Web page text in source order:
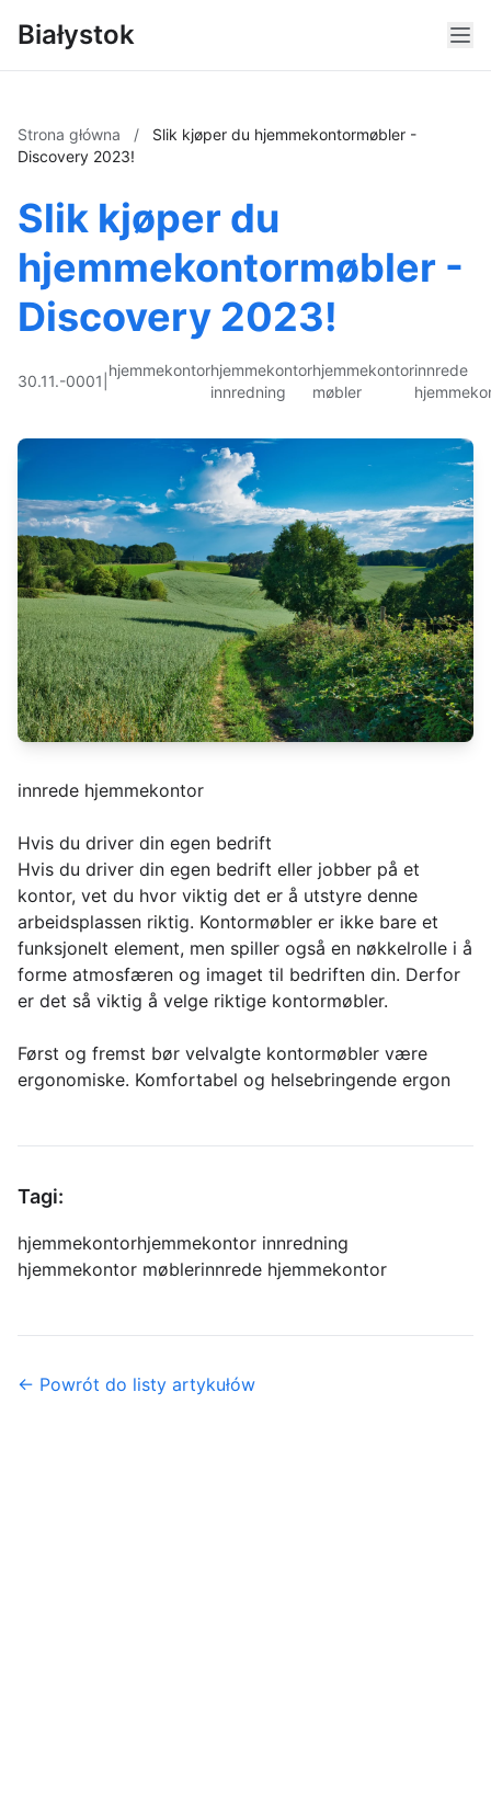
Białystok
Strona główna /
Slik kjøper du hjemmekontormøbler -
Discovery 2023!
Slik kjøper du
hjemmekontormøbler -
Discovery 2023!
30.11.-0001
hjemmekontorhjemmekontor
innredning
hjemmekontor
møbler
innrede
innrede hjemmekontor
Hvis du driver din egen bedrift
Hvis du driver din egen bedrift eller jobber på et
kontor, vet du hvor viktig det er å utstyre denne
arbeidsplassen riktig. Kontormøbler er ikke bare et
funksjonelt element, men spiller også en nøkkelrolle i å
forme atmosfæren og imaget til bedriften din. Derfor
er det så viktig å velge riktige kontormøbler.
Først og fremst bør velvalgte kontormøbler være
ergonomiske. Komfortabel og helsebringende ergon
Tagi:
hjemmekontorhjemmekontor innredning
hjemmekontor møblerinnrede hjemmekontor
← Powrót do listy artykułów